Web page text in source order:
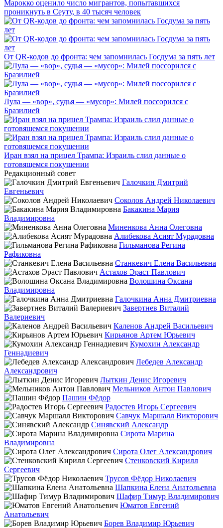
Марокко оценило число мигрантов, попытавшихся
проникнуть в Сеуту, в 40 тысяч человек
От QR-кодов до фронта: чем запомнилась Госдума за пять лет
Лула — «вор», судья — «мусор»: Милей поссорился с
Бразилией
Иран взял на прицел Трампа: Израиль слил данные о
готовящемся покушении
Редакционный совет
Галочкин Дмитрий
Евгеньевич
Соколов Андрей Николаевич
Бакакина Мария
Владимировна
Миненкова Анна Олеговна
Алибекова Асият Мурадовна
Гильманова Регина
Рафиковна
Станкевич Елена Васильевна
Астахов Эраст Павлович
Волошина Оксана
Владимировна
Галочкина Анна Дмитриевна
Завертнев Виталий
Валериевич
Каленов Андрей Васильевич
Кирьянов Артем Юрьевич
Кумохин Александр
Геннадиевич
Лебедев Александр
Александрович
Лыткин Денис Игоревич
Мельников Антон Павлович
Пашин Фёдор
Радостев Игорь Сергеевич
Савчук Маршалл Викторович
Синявский Александр
Сирота Марина
Владимировна
Сирота Олег Александрович
Стенковский Кирилл
Сергеевич
Трусов Фёдор Николаевич
Шапкина Елена Анатольевна
Шафир Тимур Владимирович
Юматов Евгений
Анатольевич
Борев Владимир Юрьевич